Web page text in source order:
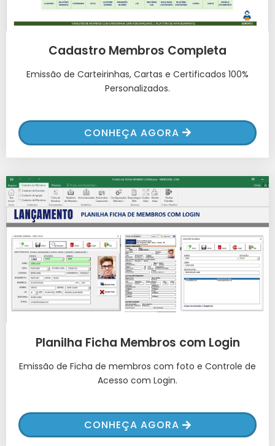
Cadastro Membros Completa
Emissão de Carteirinhas, Cartas e Certificados 100%
Personalizados.
CONHEÇA AGORA
Planilha Ficha Membros com Login
Emissão de Ficha de membros com foto e Controle de
Acesso com Login.
CONHEÇA AGORA